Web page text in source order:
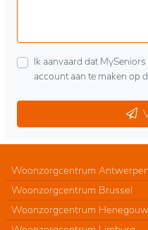
Ik aanvaard dat
account aan te maken op
Woonzorgcentrum Antwerpen
Woonzorgcentrum Brussel
Woonzorgcentrum